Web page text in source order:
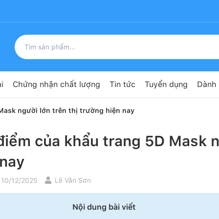
Chứng nhận chất lượng Tin tức Tuyển dụng
người lớn trên thị trường hiện nay
của khẩu trang 5D Mask
12/2025 Lê Văn Sơn
Nội dung bài viết